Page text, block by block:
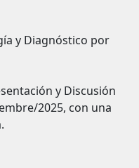
y Diagnóstico por
y Discusión
2025, con una